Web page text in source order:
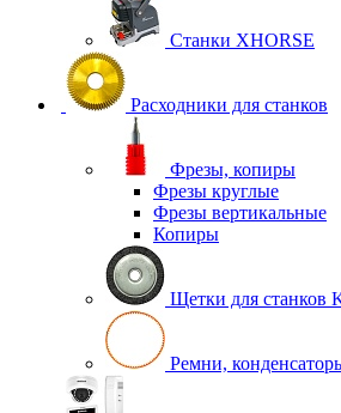
Станки XHORSE
Расходники для станков
Фрезы, копиры
Фрезы круглые
Фрезы вертикальные
Копиры
Щетки для станков
Ремни,